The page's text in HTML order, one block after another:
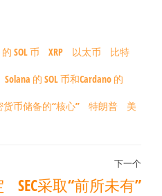
SOL 币 XRP 以太币 比特
的 SOL 币和Cardano 的
币储备的“核心” 特朗普 美
下
下一个
SEC采取“前所未有”